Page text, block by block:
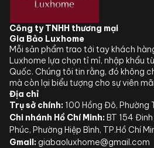
Công ty TNHH thương mại
Gia Bảo Luxhome
Mỗi sản phẩm trao tới tay khách
Luxhome lựa chọn tỉ mỉ, nhập khẩu
Quốc. Chúng tôi tin rằng, đó không
mà còn lại biểu tượng cho sự viên
Địa chỉ
Trụ sở chính: 100 Hồng Đô, Phường
Chi nhánh Hồ Chí Minh: BT 154
Phúc, Phường Hiệp Bình, TP.Hồ Chí
Gmail: giabaoluxhome@gmail.com